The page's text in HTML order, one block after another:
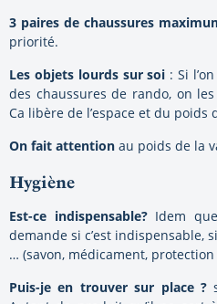
3 paires de chaussures
priorité.
Les objets lourds sur soi : Si
des chaussures de rando, on
Ca libère de l’espace et du poids
On fait attention au poids de la
Hygiène
Est-ce indispensable?Idem
demande si c’est indispensable,
… (savon, médicament,
Puis-je en trouver sur place ?